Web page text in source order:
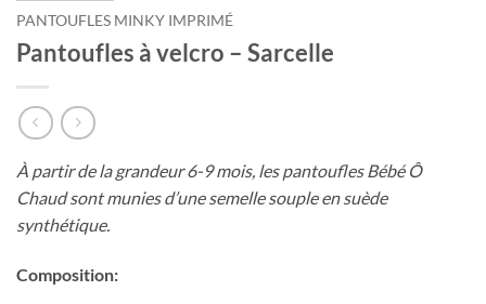
PANTOUFLES MINKY IMPRIMÉ
Pantoufles à velcro – Sarcelle
À partir de la grandeur 6-9 mois, les pantoufles Bébé Ô
Chaud sont munies d’une semelle souple en suède
synthétique.
Composition: